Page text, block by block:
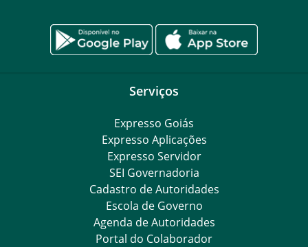
Serviços
Expresso Goiás
Expresso Aplicações
Expresso Servidor
SEI Governadoria
Cadastro de Autoridades
Escola de Governo
Agenda de Autoridades
Portal do Colaborador